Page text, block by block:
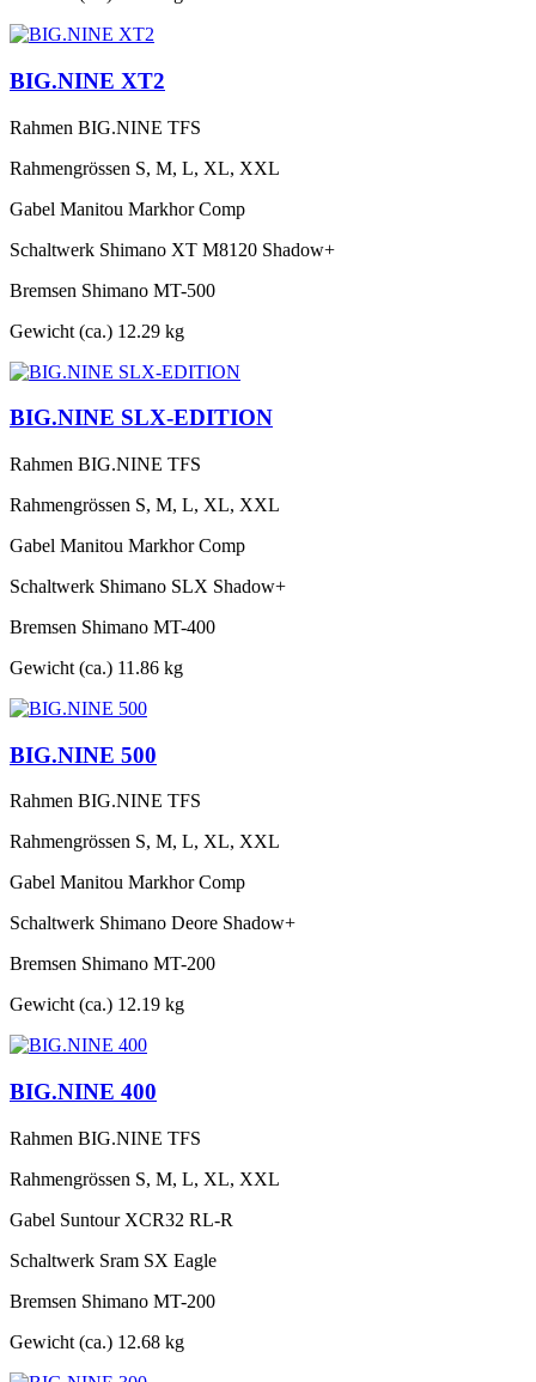
BIG.NINE XT2
Rahmen BIG.NINE TFS
Rahmengrössen S, M, L, XL, XXL
Gabel Manitou Markhor Comp
Schaltwerk Shimano XT M8120 Shadow+
Bremsen Shimano MT-500
Gewicht (ca.) 12.29 kg
BIG.NINE SLX-EDITION
Rahmen BIG.NINE TFS
Rahmengrössen S, M, L, XL, XXL
Gabel Manitou Markhor Comp
Schaltwerk Shimano SLX Shadow+
Bremsen Shimano MT-400
Gewicht (ca.) 11.86 kg
BIG.NINE 500
Rahmen BIG.NINE TFS
Rahmengrössen S, M, L, XL, XXL
Gabel Manitou Markhor Comp
Schaltwerk Shimano Deore Shadow+
Bremsen Shimano MT-200
Gewicht (ca.) 12.19 kg
BIG.NINE 400
Rahmen BIG.NINE TFS
Rahmengrössen S, M, L, XL, XXL
Gabel Suntour XCR32 RL-R
Schaltwerk Sram SX Eagle
Bremsen Shimano MT-200
Gewicht (ca.) 12.68 kg